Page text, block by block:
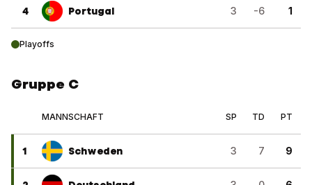
4 Portugal 3 -6 1
Playoffs
Gruppe C
MANNSCHAFT SP TD PT
1 Schweden 3 7 9